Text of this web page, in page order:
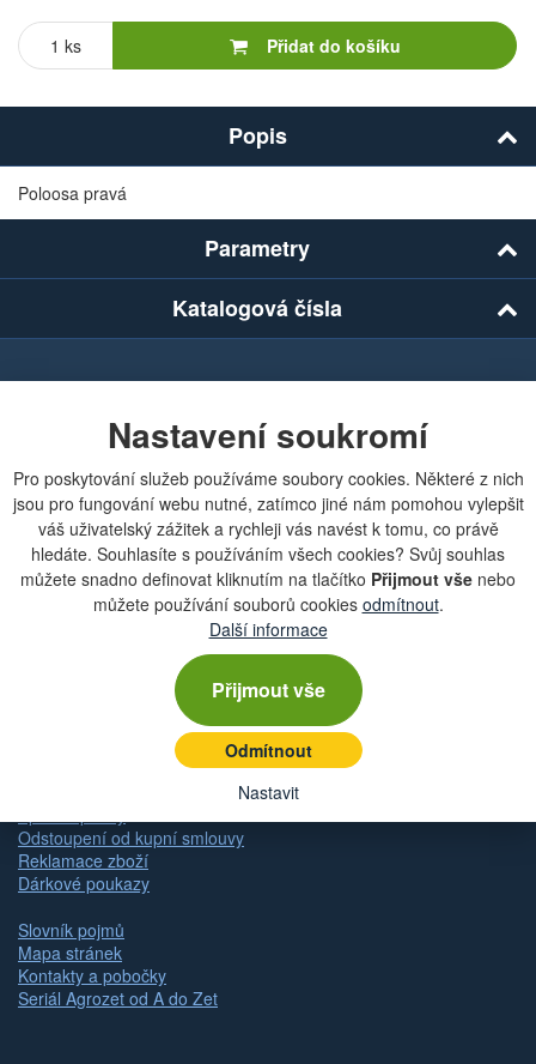
Nastavení soukromí
Pro poskytování služeb používáme soubory cookies. Některé z nich
jsou pro fungování webu nutné, zatímco jiné nám pomohou vylepšit
váš uživatelský zážitek a rychleji vás navést k tomu, co právě
hledáte. Souhlasíte s používáním všech cookies? Svůj souhlas
můžete snadno definovat kliknutím na tlačítko Přijmout vše nebo
můžete používání souborů cookies odmítnout.
Další informace
Přijmout vše
Odmítnout
Nastavit
Počet
Přidat do košíku
Popis
Poloosa pravá
Parametry
Katalogová čísla
Chcete dostávat lákavé nabídky přímo do své e-
Zobrazit aktuální newsletter
Zásady ochrany osobních údajů (GDPR)
Odstoupení od kupní smlouvy
Reklamace zboží
Dárkové poukazy
Slovník pojmů
Mapa stránek
Kontakty a pobočky
Seriál Agrozet od A do Zet